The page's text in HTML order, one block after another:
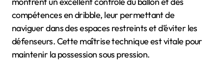
compétences en dribble, leur permettant de
naviguer dans des espaces restreints et d’éviter les
défenseurs. Cette maîtrise technique est vitale pour
maintenir la possession sous pression.